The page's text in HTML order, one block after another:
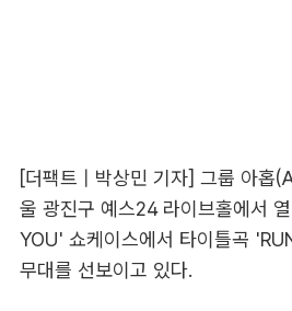
[더팩트 | 박상민 기자] 그룹 아홉
울 광진구 예스24 라이브홀에서
YOU' 쇼케이스에서 타이틀곡
무대를 선보이고 있다.